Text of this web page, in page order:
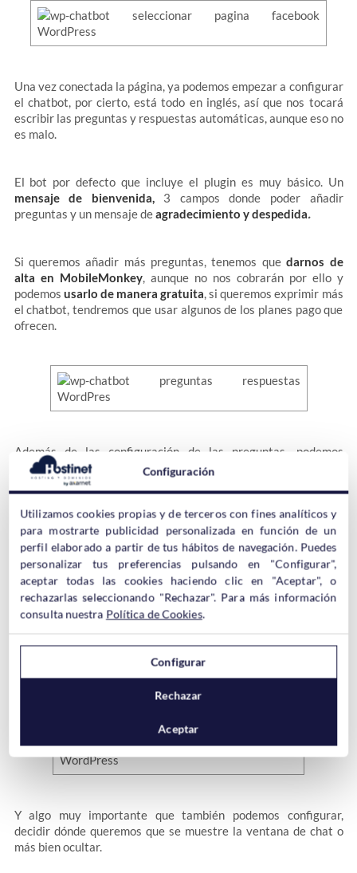
Una vez conectada la página, ya podemos empezar a configurar
el chatbot, por cierto, está todo en inglés, así que nos tocará
escribir las preguntas y respuestas automáticas, aunque eso no
es malo.
El bot por defecto que incluye el plugin es muy básico. Un
mensaje de bienvenida,3 campos donde poder añadir
preguntas y un mensaje deagradecimiento y despedida.
Si queremos añadir más preguntas, tenemos quedarnos de
alta en MobileMonkey, aunque no nos cobrarán por ello y
podemos usarlo de manera gratuita, si queremos exprimir más
el chatbot, tendremos que usar algunos de los planes pago que
ofrecen.
Además de las configuración de las preguntas, podemos
configurar el chatbot para adaptarlo a nuestro gusto y
necesidades.
Por ejemplo, podemosseleccionar los colores para adaptarlos
a nuestra web.
cambiar el idioma
no soporta todos los idiomas.
Y algo muy importante que también podemos configurar,
decidir dónde queremos que se muestre la ventana de chat o
más bien ocultar.
Configuración
Utilizamos cookies propias y de terceros con fines analíticos y
para mostrarte publicidad personalizada en función de un
perfil elaborado a partir de tus hábitos de navegación. Puedes
personalizar tus preferencias pulsando en "Configurar",
aceptar todas las cookies haciendo clic en "Aceptar", o
rechazarlas seleccionando "Rechazar". Para más información
consulta nuestra Política de Cookies.
Configurar
Rechazar
Aceptar